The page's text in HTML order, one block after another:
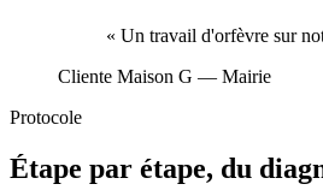
« Un travail d'orfèvre sur
Cliente Maison G — Mairie
Protocole
Étape par étape, du